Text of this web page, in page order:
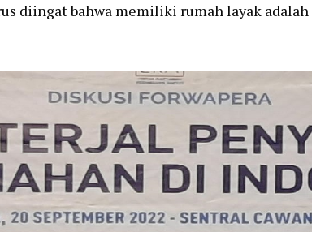
diingat bahwa memiliki rumah layak adalah